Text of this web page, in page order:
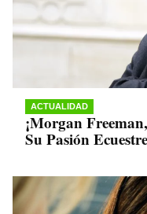
ACTUALIDAD
¡Morgan
Su Pasión